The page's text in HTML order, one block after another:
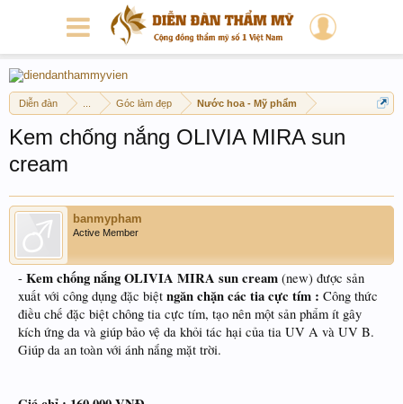
Diễn đàn Góc làm đẹp Nước hoa - Mỹ phẩm
Kem chống nắng OLIVIA MIRA sun
cream
banmypham
Active Member
- Kem chống nắng OLIVIA MIRA sun cream (new) được sản
xuất với công dụng đặc biệt ngăn chặn các tia cực tím : Công thức
điều chế đặc biệt chông tia cực tím, tạo nên một sản phẩm ít gây
kích ứng da và giúp bảo vệ da khỏi tác hại của tia UV A và UV B.
Giúp da an toàn với ánh nắng mặt trời.